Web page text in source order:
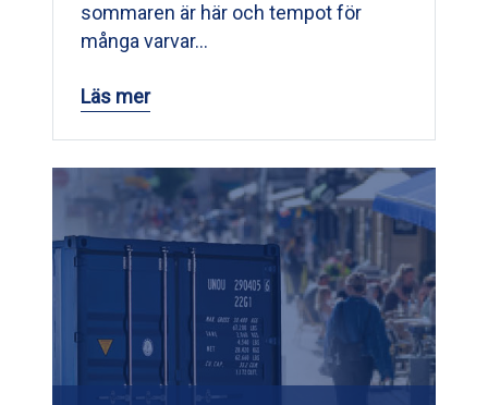
sommaren är här och tempot för
många varvar…
Läs mer